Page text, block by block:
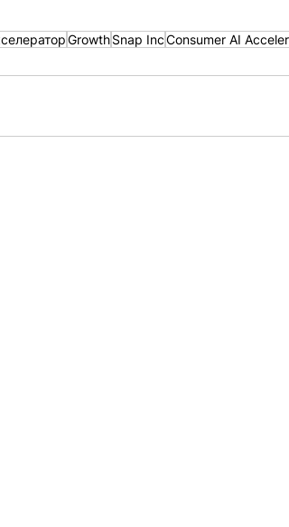
GrowthSnap IncConsumer AI